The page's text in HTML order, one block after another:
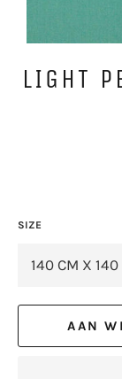
LIGHT
SIZE
AAN